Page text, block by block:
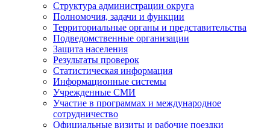
Структура администрации округа
Полномочия, задачи и функции
Территориальные органы и представительства
Подведомственные организации
Защита населения
Результаты проверок
Статистическая информация
Информационные системы
Учрежденные СМИ
Участие в программах и международное
сотрудничество
Официальные визиты и рабочие поездки